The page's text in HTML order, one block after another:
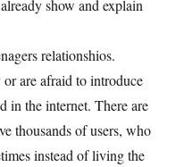
show and explain
relationshios.
are afraid to introduce
in the internet. There are
thousands of users, who
instead of living the